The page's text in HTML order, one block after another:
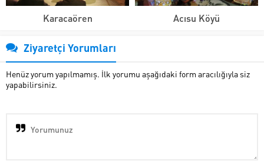
Karacaören Acısu Köyü
Ziyaretçi Yorumları
Henüz yorum yapılmamış. İlk yorumu aşağıdaki form aracılığıyla siz
yapabilirsiniz.